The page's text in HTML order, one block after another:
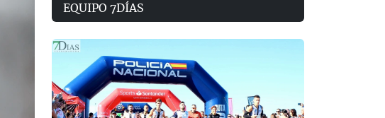
EQUIPO 7DÍAS